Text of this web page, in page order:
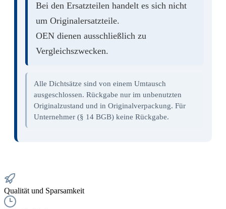
Bei den Ersatzteilen handelt es sich nicht
um Originalersatzteile.
OEN dienen ausschließlich zu
Vergleichszwecken.
Alle Dichtsätze sind von einem Umtausch
ausgeschlossen. Rückgabe nur im unbenutzten
Originalzustand und in Originalverpackung. Für
Unternehmer (§ 14 BGB) keine Rückgabe.
Qualität und Sparsamkeit